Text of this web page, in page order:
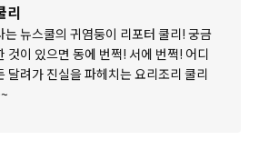
리
는 뉴스쿨의 귀염둥이 리포터 쿨리! 궁금
것이 있으면 동에 번쩍! 서에 번쩍! 어디
달려가 진실을 파헤치는 요리조리 쿨리